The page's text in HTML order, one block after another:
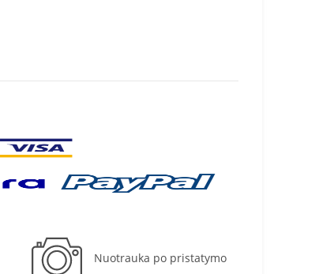
Nuotrauka po pristatymo